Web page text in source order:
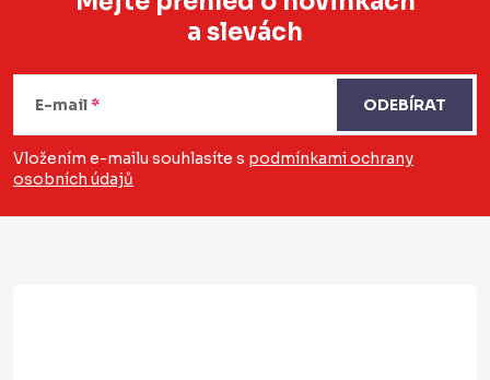
á
a
a slevách
E-mail
Vložením e-mailu souhlasíte s podmínkami ochrany
osobních údajů
ODEBÍRAT